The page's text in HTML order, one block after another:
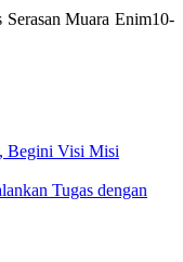
Muara Enim10-
Begini Visi Misi
Tugas dengan